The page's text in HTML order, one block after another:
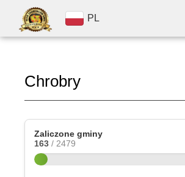
PL
Chrobry
Zaliczone gminy
163 / 2479